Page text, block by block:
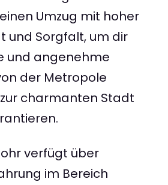
Umzug mit hoher
und Sorgfalt, um dir
und angenehme
der Metropole
charmanten Stadt
verfügt über
im Bereich